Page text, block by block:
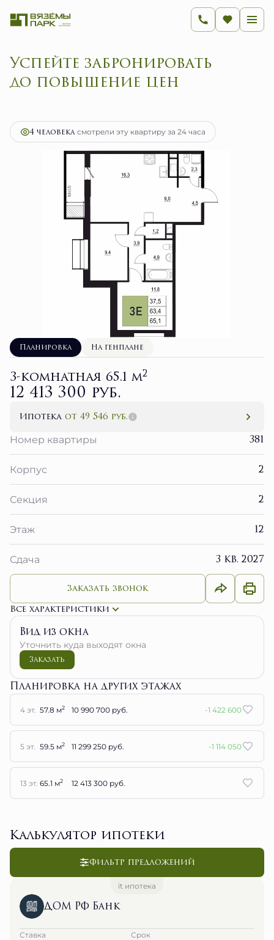
Успейте забронировать
до повышение цен
3-комнатная65.1 м2
4 человекaсмотрели эту квартиру за 24 часа
Планировка На генплане
3-комнатная 65.1 м2
12 413 300 руб.
Ипотека от 49 546 руб.
Номер квартиры
381
Корпус 2
Секция 2
Этаж 12
Сдача 3 кв. 2027
Заказать звонок
Все характеристики
Вид из окна
Уточнить куда выходят окна
Заказать
Планировка на других этажах
4 эт. 57.8 м2 10 990 700 руб. -1 422 600
5 эт. 59.5 м2 11 299 250 руб. -1 114 050
13 эт. 65.1 м2 12 413 300 руб.
Калькулятор ипотеки
Фильтр предложений
it ипотека
ДОМ РФ Банк
Ставка Срок